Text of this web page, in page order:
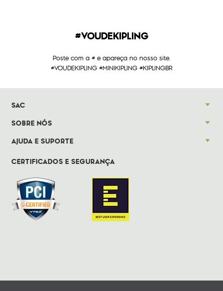
#VOUDEKIPLING
Poste com a # e apareça no nosso site.
#VOUDEKIPLING #MINIKIPLING #KIPLINGBR
SAC
SOBRE NÓS
AJUDA E SUPORTE
CERTIFICADOS E SEGURANÇA